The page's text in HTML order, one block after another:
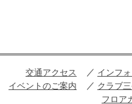
交通アクセス インフ
イベントのご案内
クラブ
フロア